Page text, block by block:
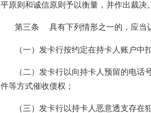
平原则和诚信原则予以衡量，并作出裁决
第三条 具有下列情形之一的，应当
（一）发卡行按约定在持卡人账户中
（二）发卡行以向持卡人预留的电
件等方式催收债权；
（三）发卡行以持卡人恶意透支存在